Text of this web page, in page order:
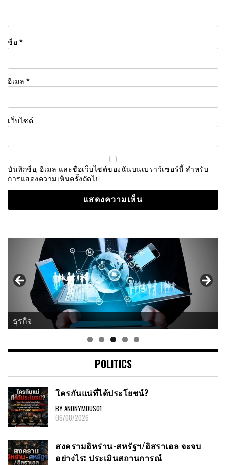
ชื่อ *
อีเมล *
เว็บไซต์
บันทึกชื่อ, อีเมล และชื่อเว็บไซต์ของฉันบนเบราว์เซอร์นี้ สำหรับ
การแสดงความเห็นครั้งถัดไป
ธุรกิจ
POLITICS
ใครกันแน่ที่ได้ประโยชน์?
BY ANONYMOUS01
06/08/2026
สงครามอิหร่าน-สหรัฐฯ/อิสราเอล จะจบ
อย่างไร: ประเมินสถานการณ์